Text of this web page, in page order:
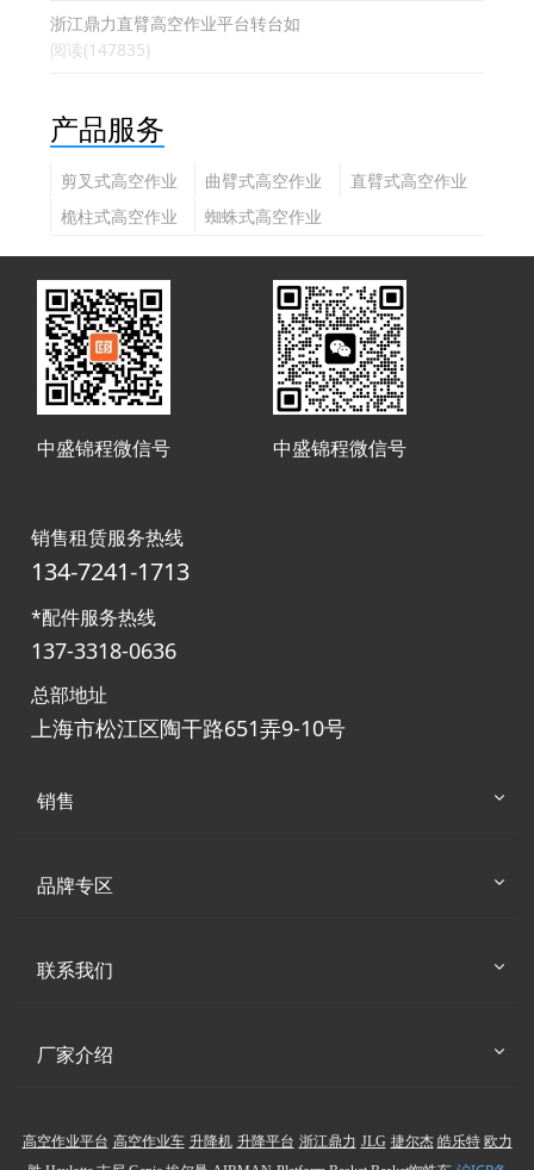
浙江鼎力直臂高空作业平台转台如
阅读(147835)
产品服务
剪叉式高空作业
平台
曲臂式高空作业
平台
直臂式高空作业
桅柱式高空作业
蜘蛛式高空作业
中盛锦程微信号 中盛锦程微信号
销售租赁服务热线
134-7241-1713
*配件服务热线
137-3318-0636
总部地址
上海市松江区陶干路651弄9-10号
销售
品牌专区
联系我们
厂家介绍
高空作业平台 高空作业车 升降机 升降平台 浙江鼎力 JLG 捷尔杰 皓乐特 欧力